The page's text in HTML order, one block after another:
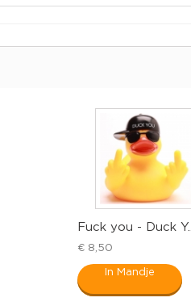
Fuck you - Duck Y...
€ 8,50
In Mandje